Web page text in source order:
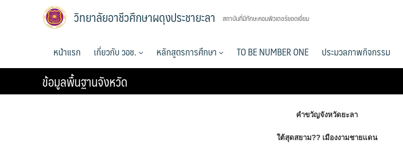
วิทยาลัยอาชีวศึกษาผดุงประชายะลา สถาบันที่มีทักษะคอมพิวเตอร์ยอดเยี่ยม
หน้าแรก เกี่ยวกับ วอช. หลักสูตรการศึกษา TO BE NUMBER ONE ประมวลภาพกิจกรรม
ข้อมูลพื้นฐานจังหวัด
คำขวัญจังหวัดยะลา
ใต้สุดสยาม?? เมืองงามชายแดน